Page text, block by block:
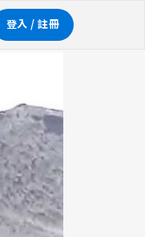
登入 / 註冊